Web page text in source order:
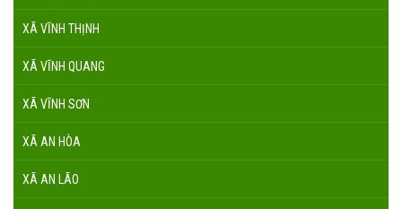
XÃ VĨNH THỊNH
XÃ VĨNH QUANG
XÃ VĨNH SƠN
XÃ AN HÒA
XÃ AN LÃO